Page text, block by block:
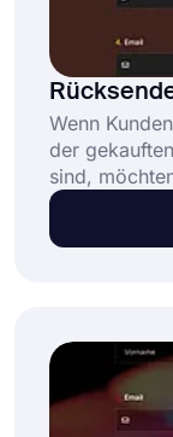
Wenn
der
sind,
sicherstellen,
jetzt damit!